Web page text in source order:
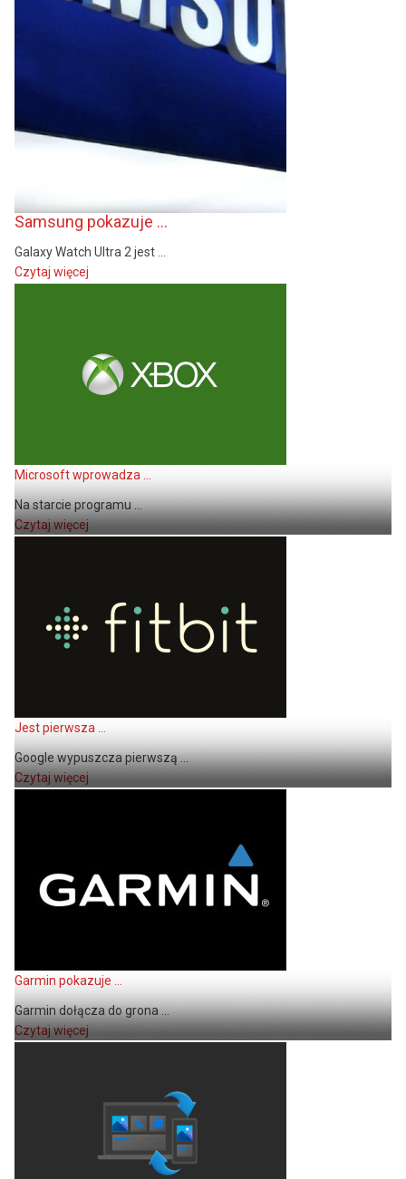
Samsung pokazuje ...
Galaxy Watch Ultra 2 jest ...
Czytaj więcej
Microsoft wprowadza ...
Na starcie programu ...
Czytaj więcej
Jest pierwsza ...
Google wypuszcza pierwszą ...
Czytaj więcej
Garmin pokazuje ...
Garmin dołącza do grona ...
Czytaj więcej